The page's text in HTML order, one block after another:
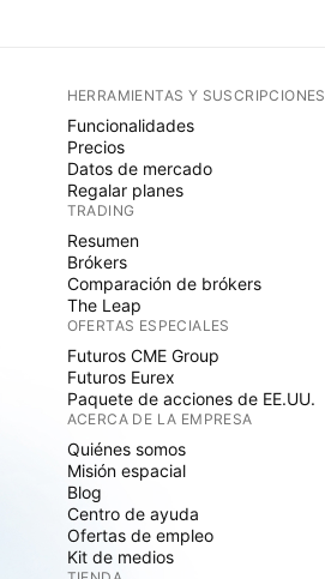
HERRAMIENTAS Y SUSCRIPCIONES
Funcionalidades
Precios
Datos de mercado
Regalar planes
TRADING
Resumen
Brókers
Comparación de brókers
The Leap
OFERTAS ESPECIALES
Futuros CME Group
Futuros Eurex
Paquete de acciones de EE.UU.
ACERCA DE LA EMPRESA
Quiénes somos
Misión espacial
Blog
Centro de ayuda
Ofertas de empleo
Kit de medios